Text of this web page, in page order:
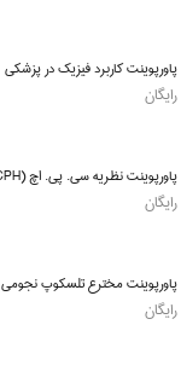
پاورپوینت کاربرد فیزیک در پزشکی
رایگان
پاورپوینت نظریه سی. پی. اچ (CPH)
رایگان
پاورپوینت مخترع تلسکوپ نجومی
رایگان